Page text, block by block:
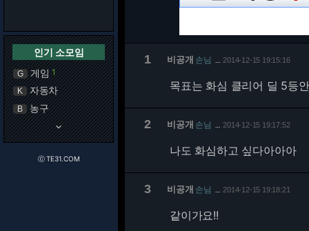
인기 소모임
G 게임 1
K 자동차
B 농구
keyboard_arrow_down
ⓒ TE31.COM
1 비공개 손님 2014-12-15 19:15:16
목표는 화심 클리어 딜 5등
2 비공개 손님 2014-12-15 19:17:52
나도 화심하고 싶다아아아
3 비공개 손님 2014-12-15 19:18:21
같이가요!!